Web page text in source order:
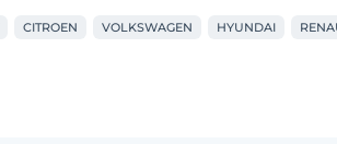
CITROEN VOLKSWAGEN HYUNDAI